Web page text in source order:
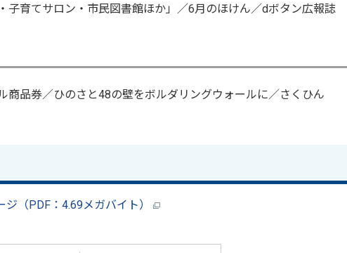
子育てサロン・市民図書館ほか」／6月のほけん／dボタン広報誌
商品券／ひのさと48の壁をボルダリングウォールに／さくひん
（PDF：4.69メガバイト）